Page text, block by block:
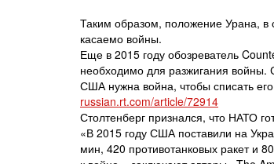
Таким образом, положение Урана, в
касаемо войны.
Еще в 2015 году обозреватель
необходимо для разжигания
США нужна война, чтобы списать
russian.rt.com/article/72914
Столтенберг признался, что НАТО
«В 2015 году США поставили на
мин, 420 противотанковых ракет и